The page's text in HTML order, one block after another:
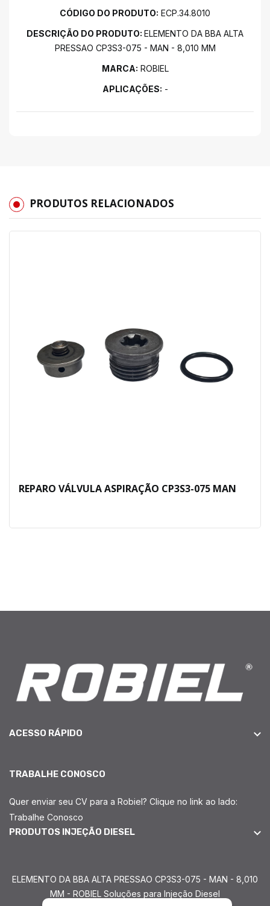
CÓDIGO DO PRODUTO: ECP.34.8010
DESCRIÇÃO DO PRODUTO: ELEMENTO DA BBA ALTA
PRESSAO CP3S3-075 - MAN - 8,010 MM
MARCA: ROBIEL
APLICAÇÕES: -
PRODUTOS RELACIONADOS
REPARO VÁLVULA ASPIRAÇÃO CP3S3-075 MAN
ACESSO RÁPIDO
TRABALHE CONOSCO
Quer enviar seu CV para a Robiel? Clique no link ao lado:
Trabalhe Conosco
PRODUTOS INJEÇÃO DIESEL
ELEMENTO DA BBA ALTA PRESSAO CP3S3-075 - MAN - 8,010
MM - ROBIEL Soluções para Injeção Diesel